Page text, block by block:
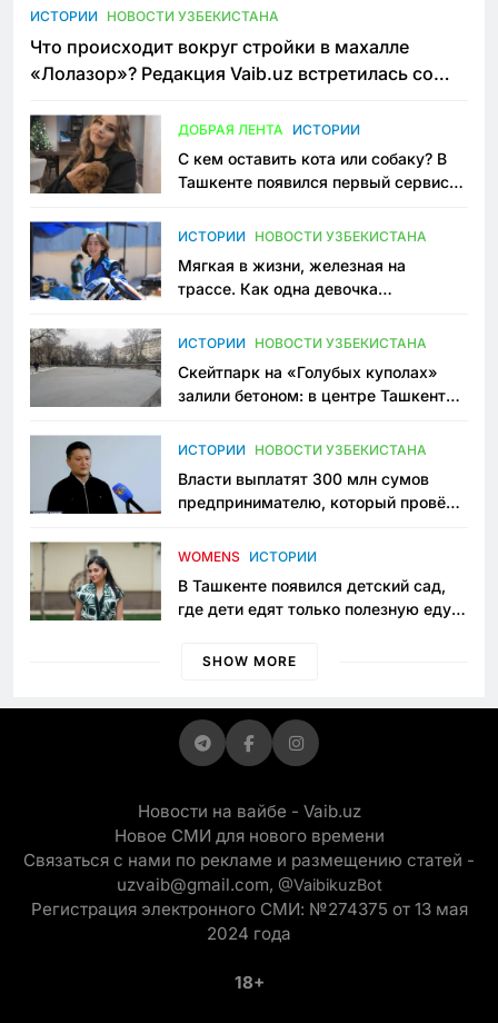
ИСТОРИИ НОВОСТИ УЗБЕКИСТАНА
Что происходит вокруг стройки в махалле
«Лолазор»? Редакция Vaib.uz встретилась со
ДОБРАЯ ЛЕНТА ИСТОРИИ
С кем оставить кота или собаку? В
Ташкенте появился первый сервис
ИСТОРИИ НОВОСТИ УЗБЕКИСТАНА
Мягкая в жизни, железная на
трассе. Как одна девочка
Узбекистане
ИСТОРИИ НОВОСТИ УЗБЕКИСТАНА
Скейтпарк на «Голубых куполах»
залили бетоном: в центре Ташкента
пространство
ИСТОРИИ НОВОСТИ УЗБЕКИСТАНА
Власти выплатят 300 млн сумов
предпринимателю, который провёл
приговору
WOMENS ИСТОРИИ
В Ташкенте появился детский сад,
где дети едят только полезную еду.
просить «кашу без сахара»
SHOW MORE
Новости на вайбе - Vaib.uz
Новое СМИ для нового времени
Связаться с нами по рекламе и размещению статей -
uzvaib@gmail.com, @VaibikuzBot
Регистрация электронного СМИ: №274375 от 13 мая
2024 года
18+